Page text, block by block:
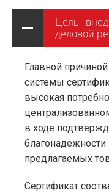
Цель
деловой
Главной
системы
высокая
в ходе
благонадежности
предлагаемых
Сертификат